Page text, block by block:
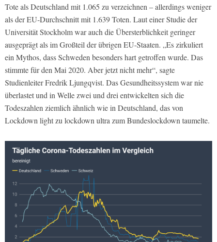
Tote als Deutschland mit 1.065 zu verzeichnen – allerdings weniger
als der EU-Durchschnitt mit 1.639 Toten. Laut einer Studie der
Universität Stockholm war auch die Übersterblichkeit geringer
ausgeprägt als im Großteil der übrigen EU-Staaten. „Es zirkuliert
ein Mythos, dass Schweden besonders hart getroffen wurde. Das
stimmte für den Mai 2020. Aber jetzt nicht mehr“, sagte
Studienleiter Fredrik Ljungqvist. Das Gesundheitssystem war nie
überlastet und in Welle zwei und drei entwickelten sich die
Todeszahlen ziemlich ähnlich wie in Deutschland, das von
Lockdown light zu lockdown ultra zum Bundeslockdown taumelte.